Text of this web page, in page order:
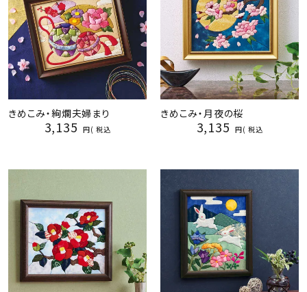
きめこみ・絢爛夫婦まり
3,135 税込
きめこみ・月夜の桜
3,135 税込